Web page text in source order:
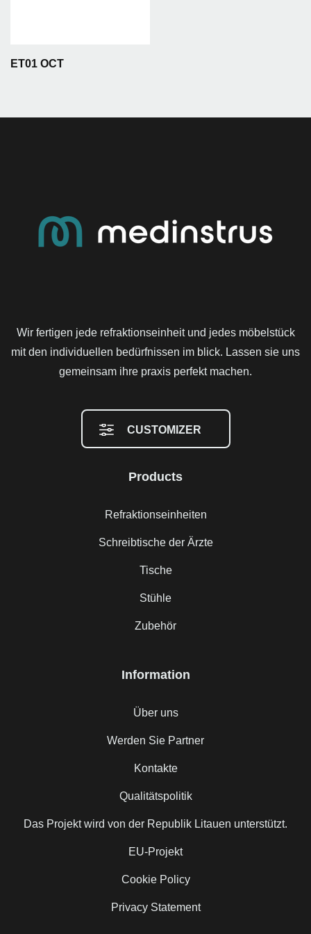
ET01 OCT
Wir fertigen jede refraktionseinheit und jedes möbelstück
mit den individuellen bedürfnissen im blick. Lassen sie uns
gemeinsam ihre praxis perfekt machen.
CUSTOMIZER
Products
Refraktionseinheiten
Schreibtische der Ärzte
Tische
Stühle
Zubehör
Information
Über uns
Werden Sie Partner
Kontakte
Qualitätspolitik
Das Projekt wird von der Republik Litauen unterstützt.
EU-Projekt
Cookie Policy
Privacy Statement